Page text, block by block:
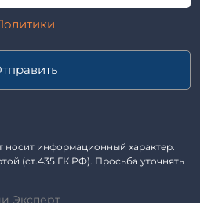
зданий
информационный характер.
(ст.435 ГК РФ). Просьба уточнять
Эксперт